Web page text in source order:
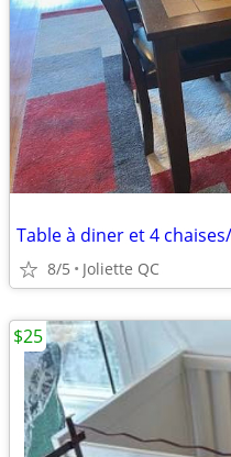
Table à diner et 4
8/5 Joliette QC
$25